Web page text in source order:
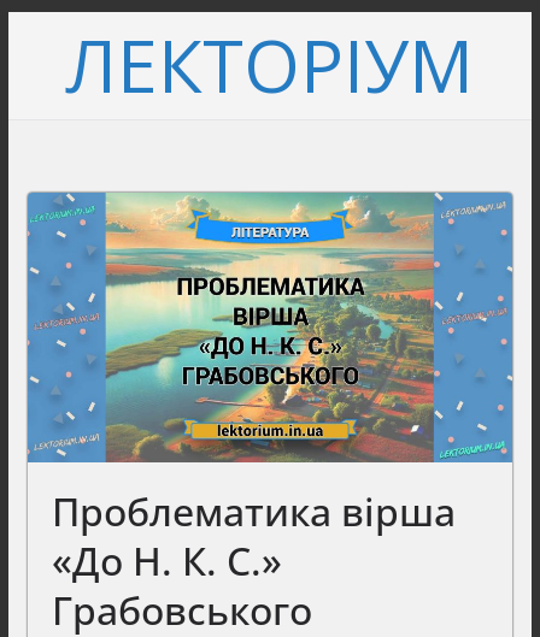
вмістуЛЕКТОРІУМ
Проблематика вірша
«До Н. К. С.»
Грабовського